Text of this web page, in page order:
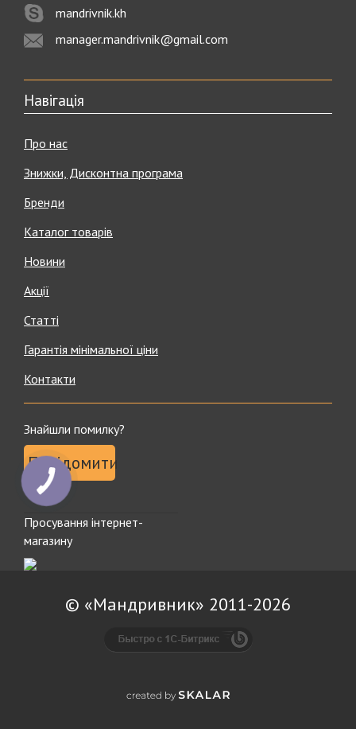
mandrivnik.kh
manager.mandrivnik@gmail.com
Навігація
Про нас
Знижки, Дисконтна програма
Бренди
Каталог товарів
Новини
Акції
Статті
Гарантія мінімальної ціни
Контакти
Знайшли помилку?
Повідомити
Просування інтернет-
магазину
© «Мандривник» 2011-2026